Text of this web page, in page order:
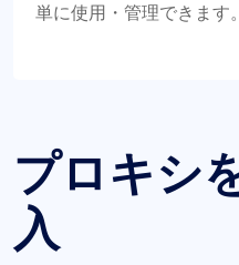
単に使用・管理できます。
プロキシ
入